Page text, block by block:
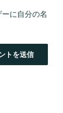
に自分の名